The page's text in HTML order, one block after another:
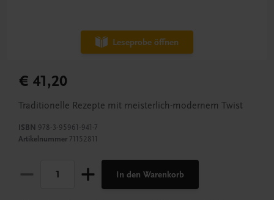
Leseprobe öffnen
€ 41,20
Traditionelle Rezepte mit meisterlich-modernem Twist
ISBN 978-3-95961-941-7
Artikelnummer 71152811
In den Warenkorb